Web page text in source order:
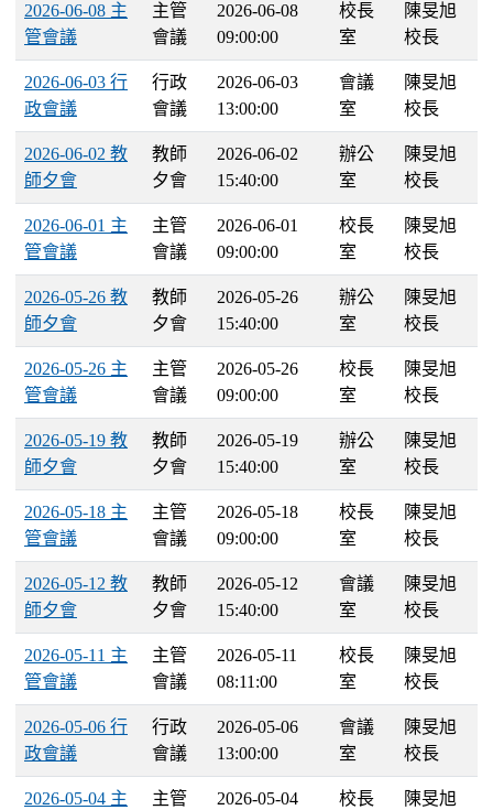
2026-06-08 主
管會議
主管
會議
2026-06-08
09:00:00
校長
室
陳旻旭
校長
2026-06-03 行
政會議
行政
會議
2026-06-03
13:00:00
會議
室
陳旻旭
校長
2026-06-02 教
師夕會
教師
夕會
2026-06-02
15:40:00
辦公
室
陳旻旭
校長
2026-06-01 主
管會議
主管
會議
2026-06-01
09:00:00
校長
室
陳旻旭
校長
2026-05-26 教
師夕會
教師
夕會
2026-05-26
15:40:00
辦公
室
陳旻旭
校長
2026-05-26 主
管會議
主管
會議
2026-05-26
09:00:00
校長
室
陳旻旭
校長
2026-05-19 教
師夕會
教師
夕會
2026-05-19
15:40:00
辦公
室
陳旻旭
校長
2026-05-18 主
管會議
主管
會議
2026-05-18
09:00:00
校長
室
陳旻旭
校長
2026-05-12 教
師夕會
教師
夕會
2026-05-12
15:40:00
會議
室
陳旻旭
校長
2026-05-11 主
管會議
主管
會議
2026-05-11
08:11:00
校長
室
陳旻旭
校長
2026-05-06 行
政會議
行政
會議
2026-05-06
13:00:00
會議
室
陳旻旭
校長
2026-05-04 主
主管
2026-05-04
校長
陳旻旭